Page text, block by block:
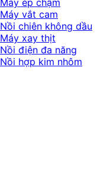
Máy ép chậm
Máy vắt cam
Nồi chiên không dầu
Máy xay thịt
Nồi điện đa năng
Nồi hợp kim nhôm